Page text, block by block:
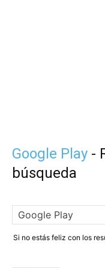
Google Play -
búsqueda
Si no estás feliz con los